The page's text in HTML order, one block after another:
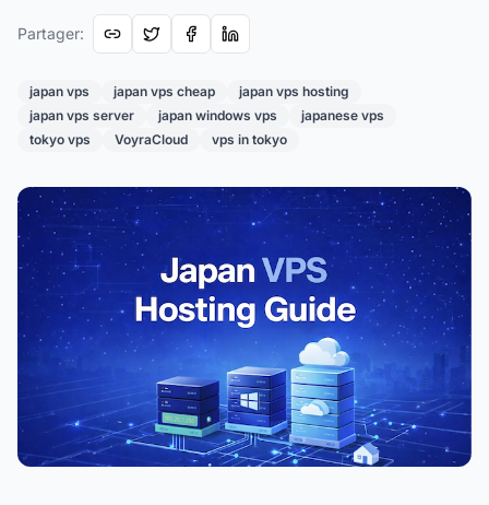
Partager:
japan vps japan vps cheap
japan vps hosting
japan vps server
japan windows vps
japanese vps
tokyo vps
VoyraCloud vps in tokyo